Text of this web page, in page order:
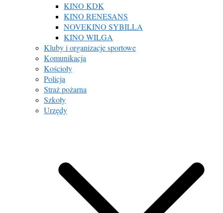
KINO KDK
KINO RENESANS
NOVEKINO SYBILLA
KINO WILGA
Kluby i organizacje sportowe
Komunikacja
Kościoły
Policja
Straż pożarna
Szkoły
Urzędy